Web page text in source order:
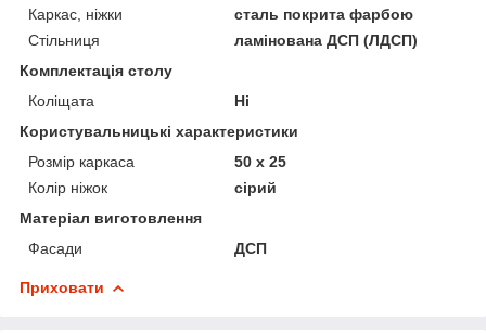
Каркас, ніжки
сталь покрита фарбою
Стільниця
ламінована ДСП (ЛДСП)
Комплектація столу
Коліщата
Ні
Користувальницькі характеристики
Розмір каркаса
50 х 25
Колір ніжок
сірий
Матеріал виготовлення
Фасади
ДСП
Приховати